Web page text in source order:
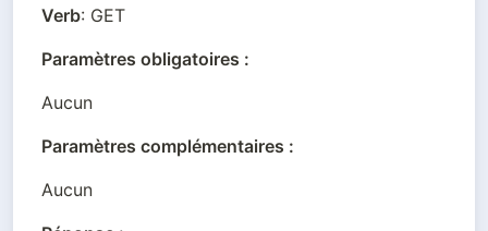
Verb: GET
Paramètres obligatoires :
Aucun
Paramètres complémentaires :
Aucun